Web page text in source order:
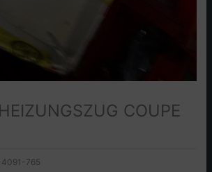
COUPE
765